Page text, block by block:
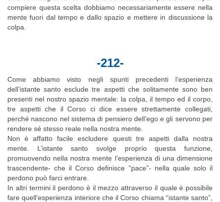
compiere questa scelta dobbiamo necessariamente essere nella
mente fuori dal tempo e dallo spazio e mettere in discussione la
colpa.
-212-
Come abbiamo visto negli spunti precedenti l’esperienza
dell’istante santo esclude tre aspetti che solitamente sono ben
presenti nel nostro spazio mentale: la colpa, il tempo ed il corpo,
tre aspetti che il Corso ci dice essere strettamente collegati,
perché nascono nel sistema di pensiero dell’ego e gli servono per
rendere sé stesso reale nella nostra mente.
Non è affatto facile escludere questi tre aspetti dalla nostra
mente. L’istante santo svolge proprio questa funzione,
promuovendo nella nostra mente l’esperienza di una dimensione
trascendente- che il Corso definisce “pace”- nella quale solo il
perdono può farci entrare.
In altri termini il perdono è il mezzo attraverso il quale è possibile
fare quell’esperienza interiore che il Corso chiama “istante santo”,